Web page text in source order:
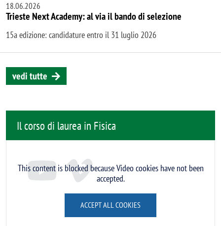
18.06.2026
Trieste Next Academy: al via il bando di selezione
15a edizione: candidature entro il 31 luglio 2026
vedi tutte
Il corso di laurea in Fisica
Remote video URL
This content is blocked because Video cookies have not been
accepted.
ACCEPT ALL COOKIES